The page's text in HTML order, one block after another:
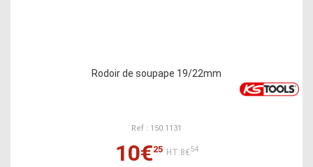
Rodoir de soupape 19/22mm
Ref : 150.1131
10€25 HT:8€54